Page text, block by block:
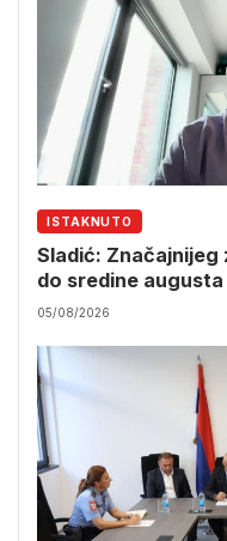
ISTAKNUTO
Sladić: Značajnijeg
do sredine augusta
05/08/2026